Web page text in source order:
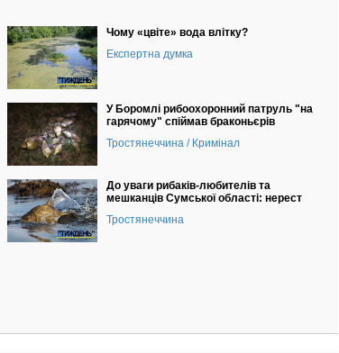
Чому «цвіте» вода влітку?
Експертна думка
У Боромлі рибоохоронний патруль "на
гарячому" спіймав браконьєрів
Тростянеччина / Кримінал
До уваги рибаків-любителів та
мешканців Сумської області: нерест
Тростянеччина